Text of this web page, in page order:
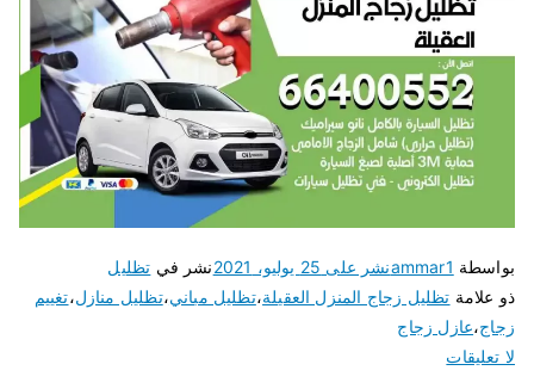
بواسطة ammar1نشر على 25 يوليو، 2021 نشر في تظليل
ذو علامة تظليل زجاج المنزل العقيلة،تظليل مباني،تظليل منازل،تغييم
زجاج،عازل زجاج
لا تعليقات